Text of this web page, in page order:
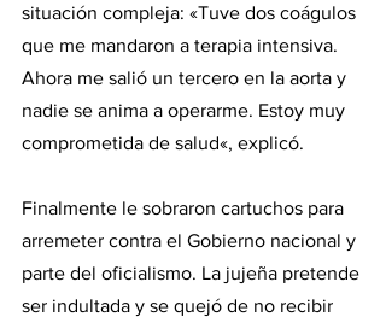
situación compleja: «Tuve dos coágulos
que me mandaron a terapia intensiva.
Ahora me salió un tercero en la aorta y
nadie se anima a operarme. Estoy muy
comprometida de salud«, explicó.
Finalmente le sobraron cartuchos para
arremeter contra el Gobierno nacional y
parte del oficialismo. La jujeña pretende
ser indultada y se quejó de no recibir